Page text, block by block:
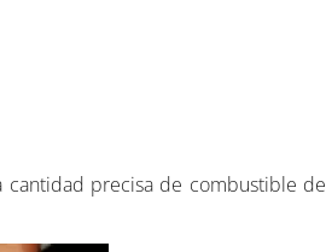
cantidad precisa de combustible de